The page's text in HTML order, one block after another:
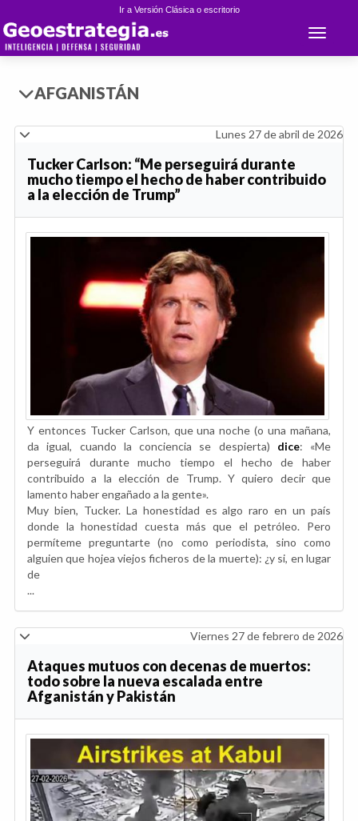
Ir a Versión Clásica o escritorio
Toggle
AFGANISTÁN
Lunes 27 de abril de 2026
Tucker Carlson: “Me perseguirá durante
mucho tiempo el hecho de haber contribuido
a la elección de Trump”
Y entonces Tucker Carlson, que una noche (o una mañana,
da igual, cuando la conciencia se despierta) dice: «Me
perseguirá durante mucho tiempo el hecho de haber
contribuido a la elección de Trump. Y quiero decir que
lamento haber engañado a la gente».
Muy bien, Tucker. La honestidad es algo raro en un país
donde la honestidad cuesta más que el petróleo. Pero
permíteme preguntarte (no como periodista, sino como
alguien que hojea viejos ficheros de la muerte): ¿y si, en lugar
de
...
Viernes 27 de febrero de 2026
Ataques mutuos con decenas de muertos:
todo sobre la nueva escalada entre
Afganistán y Pakistán